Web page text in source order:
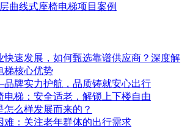
曲线式座椅电梯项目案例
快速发展，如何甄选靠谱供应商？深度解
梯核心优势
牌实力护航，品质铸就安心出行
电梯：安全适老，解锁上下楼自由
怎么样发展而来的？
难：关注老年群体的出行需求